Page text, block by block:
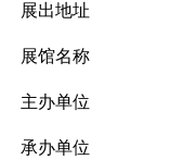
展出地址
展馆名称
主办单位
承办单位